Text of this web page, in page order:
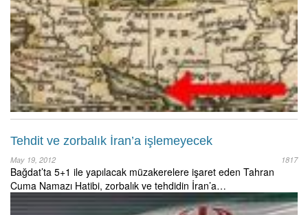
Tehdit ve zorbalık İran’a işlemeyecek
May 19, 2012 1817
Bağdat’ta 5+1 ile yapılacak müzakerelere işaret eden Tahran
Cuma Namazı Hatibi, zorbalık ve tehdidin İran’a…